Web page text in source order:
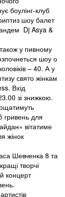
боулінг-клуб
шоу балет
Dj Asya &
також у пивному
шоу о
– 40. А у
свято жінкам
Вхід
зі знижкою.
гривень для
вітатиме
жінок
Шевченка 8 та
творчі
концерт